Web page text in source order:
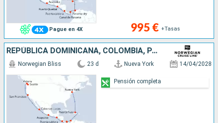
Pague en 4X 995 € +Tasas
REPÚBLICA DOMINICANA, COLOMBIA, PANAMÁ, PORTO RICO, GUATEMALA, MÉXICO, ESTADOS UNIDOS, CANADÁ
Norwegian Bliss 23 d Nueva York 14/04/2028
Pensión completa